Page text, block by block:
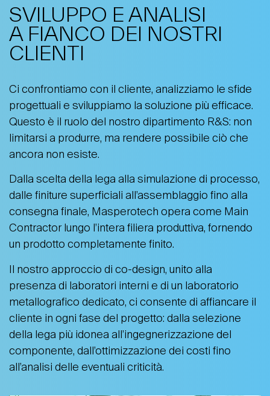
SVILUPPO E ANALISI
A FIANCO DEI NOSTRI
CLIENTI
Ci confrontiamo con il cliente, analizziamo le sfide
progettuali e sviluppiamo la soluzione più efficace.
Questo è il ruolo del nostro dipartimento R&S: non
limitarsi a produrre, ma rendere possibile ciò che
ancora non esiste.
Dalla scelta della lega alla simulazione di processo,
dalle finiture superficiali all’assemblaggio fino alla
consegna finale, Masperotech opera come Main
Contractor lungo l’intera filiera produttiva, fornendo
un prodotto completamente finito.
Il nostro approccio di co-design, unito alla
presenza di laboratori interni e di un laboratorio
metallografico dedicato, ci consente di affiancare il
cliente in ogni fase del progetto: dalla selezione
della lega più idonea all’ingegnerizzazione del
componente, dall’ottimizzazione dei costi fino
all’analisi delle eventuali criticità.